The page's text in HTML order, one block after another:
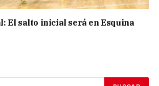
El salto inicial será en Esquina